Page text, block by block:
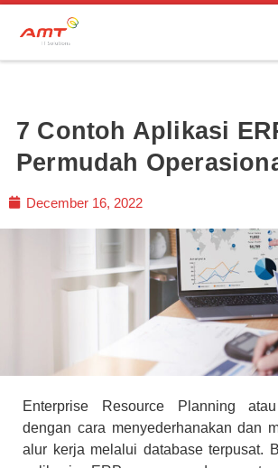
Skip to content
7 Contoh Aplikasi
Permudah
December 16, 2022
Enterprise Resource Planning
dengan cara menyederhanakan dan
alur kerja melalui database terpusat.